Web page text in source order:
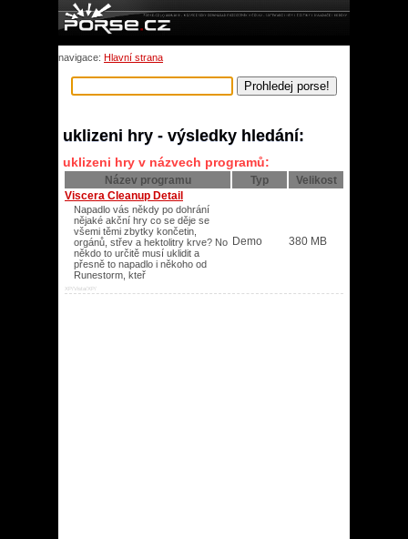
navigace: Hlavní strana
uklizeni hry - výsledky hledání:
uklizeni hry v názvech programů:
Název programu Typ
Velikost
Viscera Cleanup Detail
Napadlo vás někdy po dohrání
nějaké akční hry co se děje se
všemi těmi zbytky končetin,
orgánů, střev a hektolitry krve? No
někdo to určitě musí uklidit a
přesně to napadlo i někoho od
Runestorm, kteř
XP/Vista/XP/
Demo 380 MB